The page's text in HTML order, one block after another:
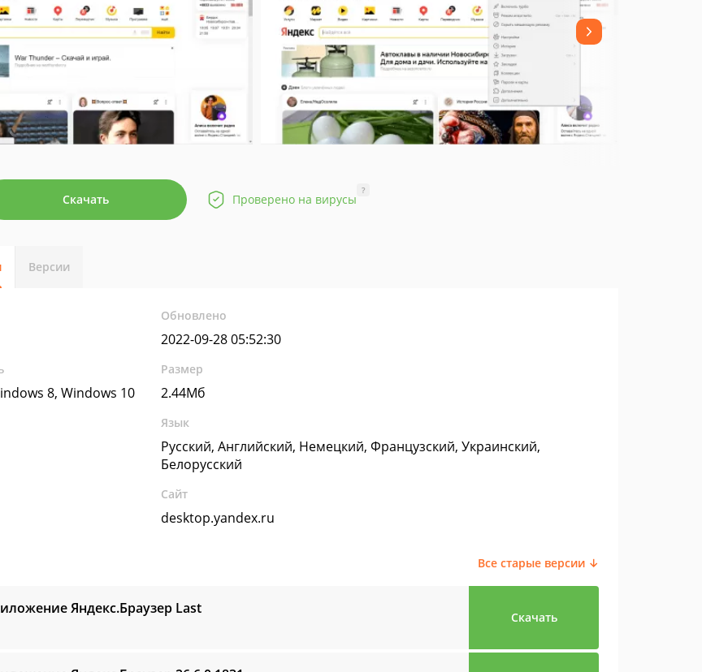
Скачать Проверено на вирусы
?
Версии
Обновлено
2022-09-28 05:52:30
8, Windows 10
Размер
2.44Мб
Язык
Русский, Английский, Немецкий, Французский, Украинский,
Белорусский
Сайт
desktop.yandex.ru
Все старые версии ↓
Яндекс.Браузер Last
Скачать